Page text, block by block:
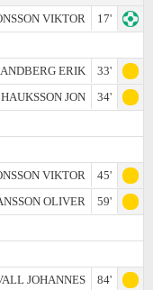
VIKTOR
17'
ERIK
33'
JON
34'
VIKTOR
45'
OLIVER
59'
JOHANNES
84'